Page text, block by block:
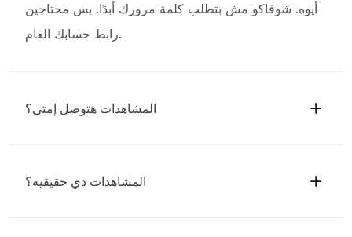
أيوه. شوفاكو مش بتطلب كلمة مرورك أبدًا. بس محتاجين
رابط حسابك العام.
المشاهدات هتوصل إمتى؟
المشاهدات دي حقيقية؟